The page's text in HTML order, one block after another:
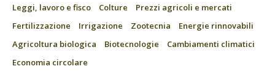
Leggi, lavoro e fisco
Colture
Prezzi agricoli e mercati
Fertilizzazione
Irrigazione Zootecnia
Energie rinnovabili
Agricoltura biologica
Biotecnologie
Cambiamenti climatici
Economia circolare